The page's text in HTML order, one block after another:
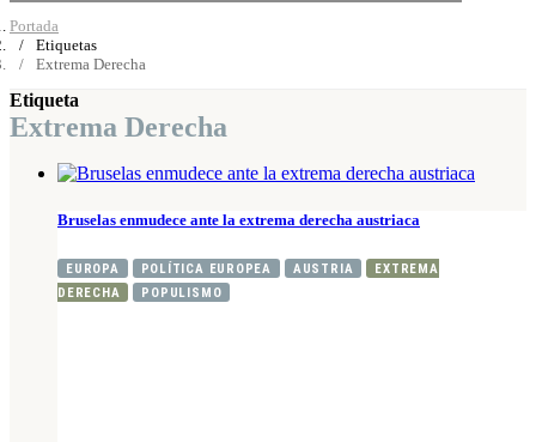
Portada
Etiquetas
Extrema Derecha
Etiqueta
Extrema Derecha
Bruselas enmudece ante la extrema derecha austriaca
EUROPA POLÍTICA EUROPEA AUSTRIA
EXTREMA
DERECHA
POPULISMO